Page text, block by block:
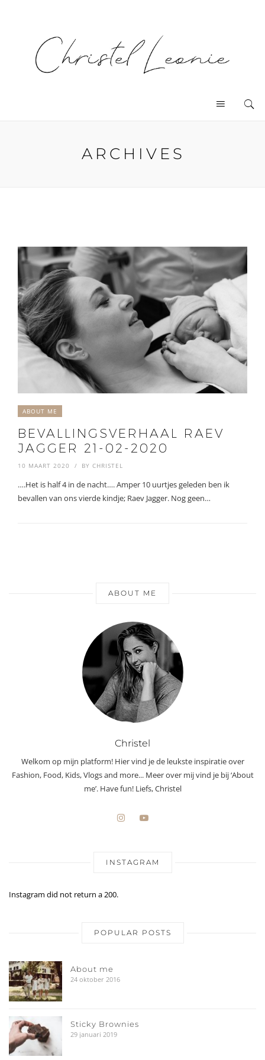
ARCHIVES
ABOUT ME
BEVALLINGSVERHAAL RAEV
JAGGER 21-02-2020
10 MAART 2020 BY CHRISTEL
….Het is half 4 in de nacht…. Amper 10 uurtjes geleden ben ik
bevallen van ons vierde kindje; Raev Jagger. Nog geen…
ABOUT ME
Christel
Welkom op mijn platform! Hier vind je de leukste inspiratie over
Fashion, Food, Kids, Vlogs and more... Meer over mij vind je bij ‘About
me’. Have fun! Liefs, Christel
INSTAGRAM
Instagram did not return a 200.
POPULAR POSTS
About me
24 oktober 2016
Sticky Brownies
29 januari 2019